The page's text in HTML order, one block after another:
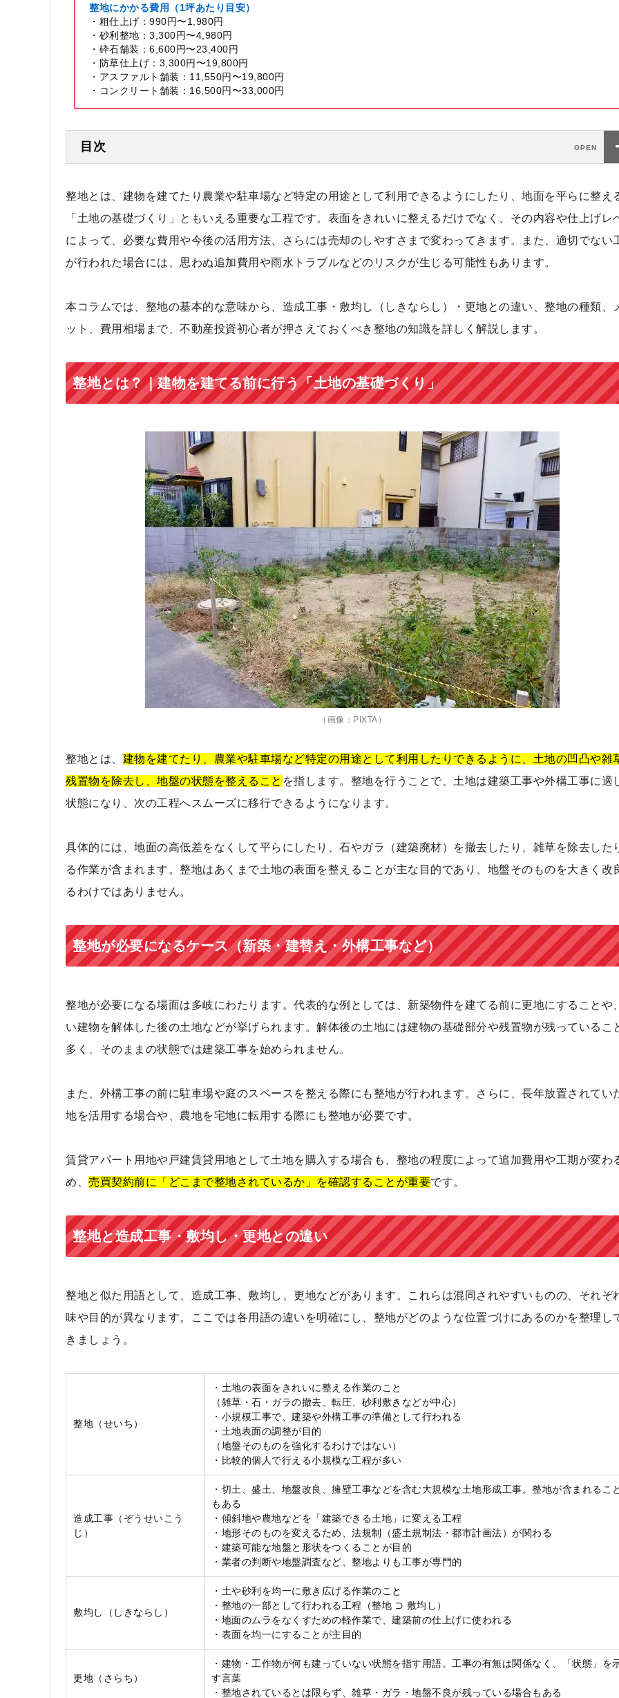
整地にかかる費用（1坪あたり目安）
・粗仕上げ：990円〜1,980円
・砂利整地：3,300円〜4,980円
・砕石舗装：6,600円〜23,400円
・防草仕上げ：3,300円〜19,800円
・アスファルト舗装：11,550円〜19,800円
・コンクリート舗装：16,500円〜33,000円
目次
整地とは、建物を建てたり農業や駐車場など特定の用途として利用できるようにしたり、地面を平らに整え
「土地の基礎づくり」ともいえる重要な工程です。表面をきれいに整えるだけでなく、その内容や仕上げレ
によって、必要な費用や今後の活用方法、さらには売却のしやすさまで変わってきます。また、適切でない
が行われた場合には、思わぬ追加費用や雨水トラブルなどのリスクが生じる可能性もあります。
本コラムでは、整地の基本的な意味から、造成工事・敷均し（しきならし）・更地との違い、整地の種類、
ット、費用相場まで、不動産投資初心者が押さえておくべき整地の知識を詳しく解説します。
整地とは？｜建物を建てる前に行う「土地の基礎づくり」
（画像：PIXTA）
整地とは、 建物を建てたり、農業や駐車場など特定の用途として利用したりできるように、土地の凹凸や雑
残置物を除去し、地盤の状態を整えること を指します。整地を行うことで、土地は建築工事や外構工事に適
状態になり、次の工程へスムーズに移行できるようになります。
具体的には、地面の高低差をなくして平らにしたり、石やガラ（建築廃材）を撤去したり、雑草を除去した
る作業が含まれます。整地はあくまで土地の表面を整えることが主な目的であり、地盤そのものを大きく改
るわけではありません。
整地が必要になるケース（新築・建替え・外構工事など）
整地が必要になる場面は多岐にわたります。代表的な例としては、新築物件を建てる前に更地にすることや
い建物を解体した後の土地などが挙げられます。解体後の土地には建物の基礎部分や残置物が残っているこ
多く、そのままの状態では建築工事を始められません。
また、外構工事の前に駐車場や庭のスペースを整える際にも整地が行われます。さらに、長年放置されてい
地を活用する場合や、農地を宅地に転用する際にも整地が必要です。
賃貸アパート用地や戸建賃貸用地として土地を購入する場合も、整地の程度によって追加費用や工期が変わ
め、 売買契約前に「どこまで整地されているか」を確認することが重要です。
整地と造成工事・敷均し・更地との違い
整地と似た用語として、造成工事、敷均し、更地などがあります。これらは混同されやすいものの、それぞ
味や目的が異なります。ここでは各用語の違いを明確にし、整地がどのような位置づけにあるのかを整理し
きましょう。
整地（せいち）
・土地の表面をきれいに整える作業のこと
（雑草・石・ガラの撤去、転圧、砂利敷きなどが中心）
・小規模工事で、建築や外構工事の準備として行われる
・土地表面の調整が目的
（地盤そのものを強化するわけではない）
・比較的個人で行える小規模な工程が多い
造成工事（ぞうせいこう
じ）
・切土、盛土、地盤改良、擁壁工事などを含む大規模な土地形成工事。整地が含まれるこ
もある
・傾斜地や農地などを「建築できる土地」に変える工程
・地形そのものを変えるため、法規制（盛土規制法・都市計画法）が関わる
・建築可能な地盤と形状をつくることが目的
・業者の判断や地盤調査など、整地よりも工事が専門的
敷均し（しきならし）
・土や砂利を均一に敷き広げる作業のこと
・整地の一部として行われる工程（整地 ⊃ 敷均し）
・地面のムラをなくすための軽作業で、建築前の仕上げに使われる
・表面を均一にすることが主目的
更地（さらち）
・建物・工作物が何も建っていない状態を指す用語。工事の有無は関係なく、「状態」を
す言葉
・整地されているとは限らず、雑草・ガラ・地盤不良が残っている場合もある